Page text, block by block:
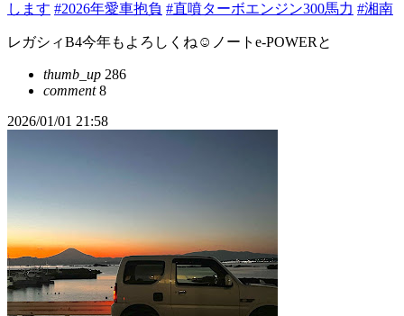
します #2026年愛車抱負 #直噴ターボエンジン300馬力 #湘南
レガシィB4今年もよろしくね☺ノートe-POWERと
thumb_up 286
comment8
2026/01/01 21:58